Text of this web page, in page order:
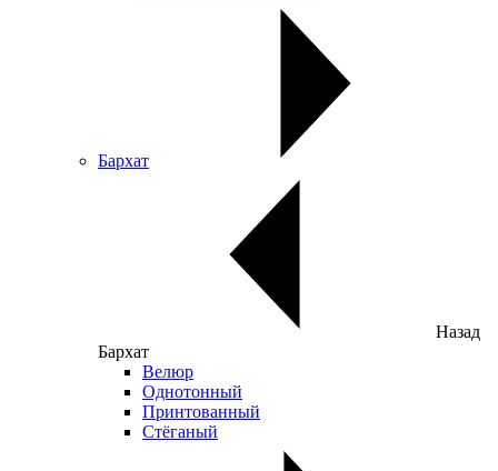
Бархат
Назад
Бархат
Велюр
Однотонный
Принтованный
Стёганый